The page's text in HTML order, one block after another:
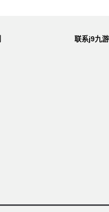
联系j9九